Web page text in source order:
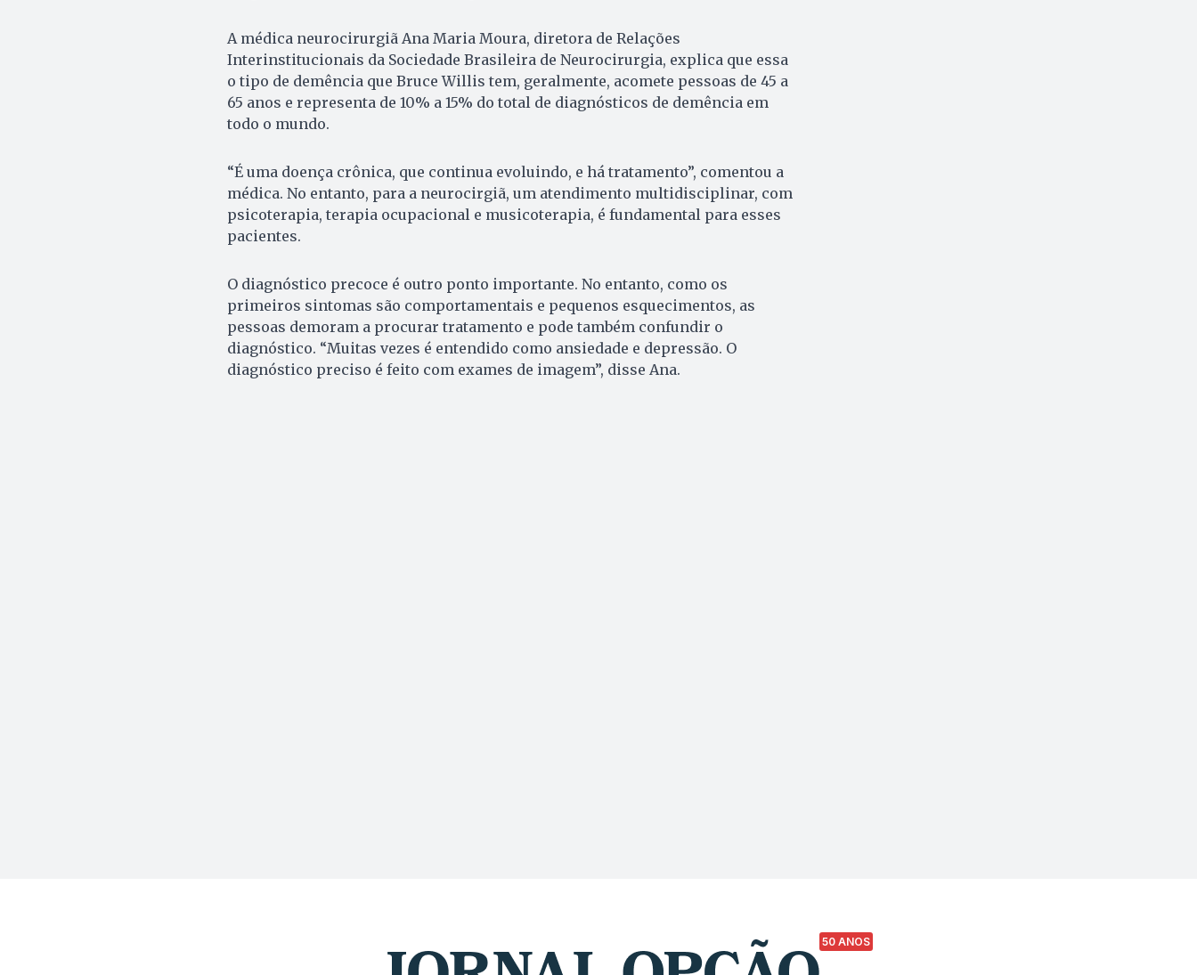
A médica neurocirurgiã Ana Maria Moura, diretora de Relações
Interinstitucionais da Sociedade Brasileira de Neurocirurgia, explica que essa
o tipo de demência que Bruce Willis tem, geralmente, acomete pessoas de 45 a
65 anos e representa de 10% a 15% do total de diagnósticos de demência em
todo o mundo.
“É uma doença crônica, que continua evoluindo, e há tratamento”, comentou a
médica. No entanto, para a neurocirgiã, um atendimento multidisciplinar, com
psicoterapia, terapia ocupacional e musicoterapia, é fundamental para esses
pacientes.
O diagnóstico precoce é outro ponto importante. No entanto, como os
primeiros sintomas são comportamentais e pequenos esquecimentos, as
pessoas demoram a procurar tratamento e pode também confundir o
diagnóstico. “Muitas vezes é entendido como ansiedade e depressão. O
diagnóstico preciso é feito com exames de imagem”, disse Ana.
50 ANOS